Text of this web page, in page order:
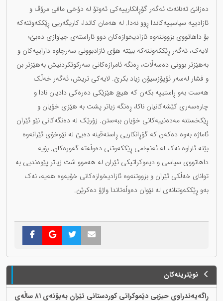
دەزانێ تەنانەت ئەگەر گۆڕانکارییەکی ئەوتۆ لە دۆخی مافی مرۆڤ و
ئازادییە ‏سیاسییەکاندا ڕوو نەدا. لە هەمان کاتدا، کاریگەریی ڕێککەوتنەکە
بۆ داهاتووی بزووتنەوە ئازادیخوازەکان ‏دوو ئاراستەی جیاوازی دەبێ؛
لایەک، ئەگەر ڕێککەوتنەکە ببێتە هۆی ئازادبوونی سەرچاوە داراییەکان و
‏بەهێزتر بوونی دەسەڵات، ڕەنگە ئامرازەکانی سەرکوتکردنیش بەهێزتر بن
و فشار لەسەر ئۆپۆزسیۆن زیاد ‏بکرێ. لایەکی تریش، ئەگەر خەڵک
هەست بەو ڕاستییە بکەن کە هیچ هێزێکی دەرەکی دادیان نادا و
‏چارەسەری کێشەکانیان ناکا، ڕەنگە زیاتر پشت بە هێزی خۆیان و
ڕێکخستنە مەدەنییەکانی خۆیان ببەستن. ‏زۆرێک لە دەنگەکانی نێو ئێران
ئاماژە بەوە دەکەن کە گۆڕانکاریی ڕاستەقینە دەبێ لە نێوخۆی ئێرانەوە
‏بێتە ئاراوە نەک لە ئەنجامی ڕێککەوتنی دەوڵەتە گەورەکان. بۆیە
داهاتووی سیاسی و دیموکراتیکی ئێران ‏لە هەموو شت زیاتر پێوەندیی بە
توانای خەڵکی ئێران و بزووتنەوە ئازادیخوازەکانی خۆیەوە هەیە، نەک
‏بەو ڕێککەوتنانەی لە نێوان دەوڵەتاندا واژۆ دەکرێن. ‏
نوێترینەکان
ڕاگەیەندراوی حیزبی دێموکراتی کوردستانی ئێران بەبۆنەی ٨١ ساڵەی